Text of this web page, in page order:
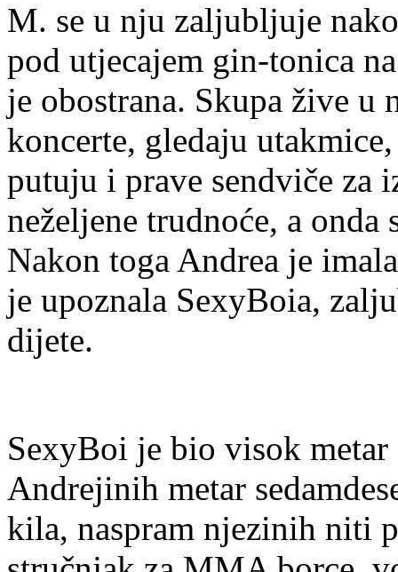
M. se u nju zaljubljuje
pod utjecajem gin-tonica
je obostrana. Skupa žive u
koncerte, gledaju
putuju i prave sendviče za
neželjene trudnoće, a
Nakon toga Andrea je
je upoznala SexyBoia,
dijete.
SexyBoi je bio visok metar
Andrejinih metar
kila, naspram njezinih niti